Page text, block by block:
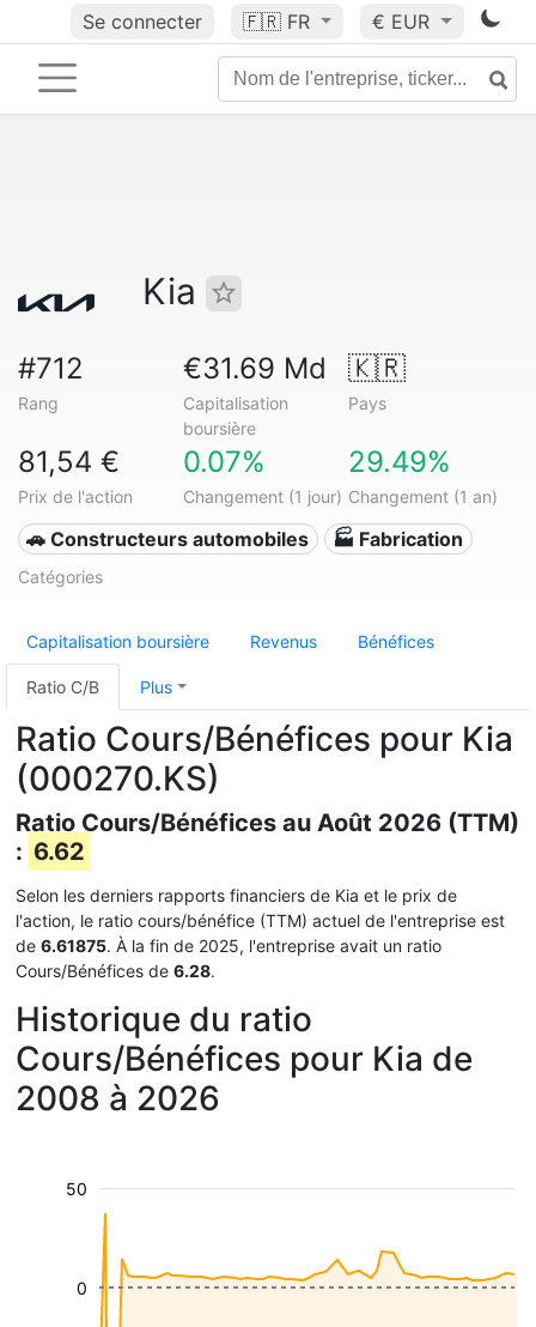
Se connecter 🇫🇷 FR € EUR
Kia
#712
Rang
€31.69 Md
Capitalisation
boursière
🇰🇷
Pays
81,54 €
Prix de l'action
0.07%
Changement (1 jour)
29.49%
Changement (1 an)
🚗 Constructeurs automobiles 🏭 Fabrication
Catégories
Capitalisation boursière Revenus Bénéfices
Ratio C/B Plus
Ratio Cours/Bénéfices pour Kia
(000270.KS)
Ratio Cours/Bénéfices au Août 2026 (TTM)
: 6.62
Selon les derniers rapports financiers de Kia et le prix de
l'action, le ratio cours/bénéfice (TTM) actuel de l'entreprise est
de 6.61875. À la fin de 2025, l'entreprise avait un ratio
Cours/Bénéfices de 6.28.
Historique du ratio
Cours/Bénéfices pour Kia de
2008 à 2026
50
0